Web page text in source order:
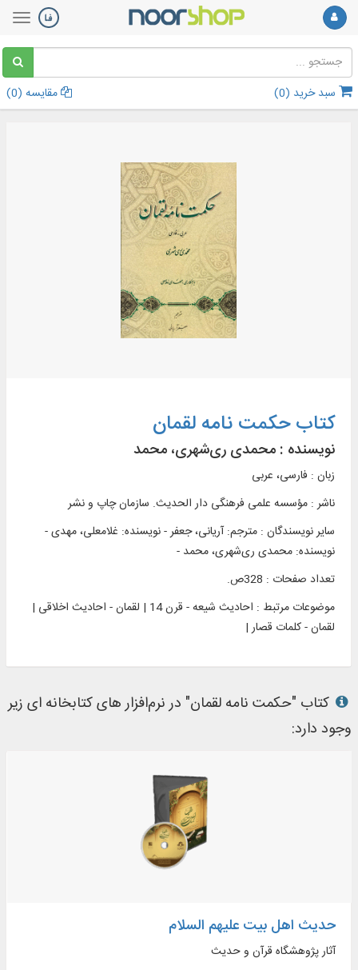
سبد خرید (0
) مقایسه (0
)
کتاب حکمت نامه لقمان
نویسنده : محمدی ری‌شهری، محمد
زبان : فارسی، عربی
ناشر : مؤسسه علمی فرهنگی دار الحديث. سازمان چاپ و نشر
سایر نویسندگان : مترجم: آریانی، جعفر - نویسنده: غلامعلی، مهدی -
نویسنده: محمدی ری‌شهری، محمد -
تعداد صفحات : 328ص.
موضوعات مرتبط :
احادیث شیعه - قرن 14 | لقمان - احادیث اخلاقی |
لقمان - کلمات قصار |
کتاب "حکمت نامه لقمان" در نرم‌افزار های کتابخانه ای زیر
وجود دارد:
حدیث اهل بیت علیهم السلام
آثار پژوهشگاه قرآن و حدیث